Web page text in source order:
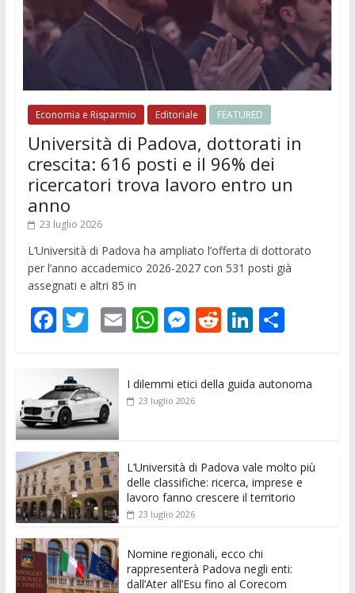
Economia e Risparmio Editoriale FEATURED
Università di Padova, dottorati in
crescita: 616 posti e il 96% dei
ricercatori trova lavoro entro un
anno
23 luglio 2026
L’Università di Padova ha ampliato l’offerta di dottorato
per l’anno accademico 2026-2027 con 531 posti già
assegnati e altri 85 in
F
e
b
o
o
k
T
itt
er
E
ai
l
W
s
p
M
ss
e
er
R
di
Li
e
C
di
I dilemmi etici della guida autonoma
23 luglio 2026
L’Università di Padova vale molto più
delle classifiche: ricerca, imprese e
lavoro fanno crescere il territorio
23 luglio 2026
Nomine regionali, ecco chi
rappresenterà Padova negli enti:
dall’Ater all’Esu fino al Corecom